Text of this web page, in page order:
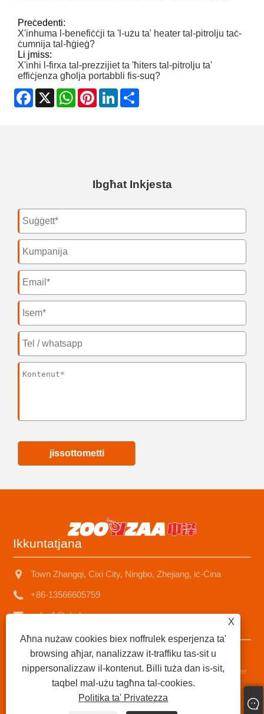
Preċedenti:
X'inhuma l-benefiċċji ta 'l-użu ta' heater tal-pitrolju taċ-
ċumnija tal-ħġieġ?
Li jmiss:
X'inhi l-firxa tal-prezzijiet ta 'ħiters tal-pitrolju ta'
effiċjenza għolja portabbli fis-suq?
Facebook
X WhatsApp
PinterestLinkedIn
Ibgħat Inkjesta
jissottometti
Ikkuntatjana
Town Zhangqi, Cixi City, Ningbo, Zhejiang, iċ-Ċina
+86-13566605759
sales1@nbzhongze.com
Copyright © 2023 Ningbo Zhongze Electronics Co., Ltd. -
Heater tal-Kerolju taċ-Ċina, stufi tal-pitrolju, fornituri tal-heater
tal-pitrolju taċ-ċumnija tal-metall - id-drittijiet kollha riżervati.
Sitemap|RSS| XML|Politika ta' Privatezza
X
Aħna nużaw cookies biex noffrulek esperjenza ta'
browsing aħjar, nanalizzaw it-traffiku tas-sit u
nippersonalizzaw il-kontenut. Billi tuża dan is-sit,
taqbel mal-użu tagħna tal-cookies.
Politika ta' Privatezza